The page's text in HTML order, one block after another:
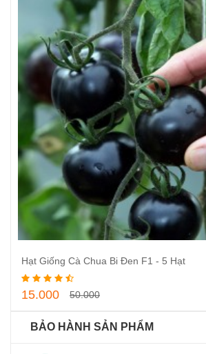
Thêm vào giỏ hàng
Hạt Giống Cà Chua Bi Đen F1 - 5 Hạt
15.000 50.000
BẢO HÀNH SẢN PHẨM